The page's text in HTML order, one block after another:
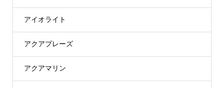
アイオライト
アクアプレーズ
アクアマリン